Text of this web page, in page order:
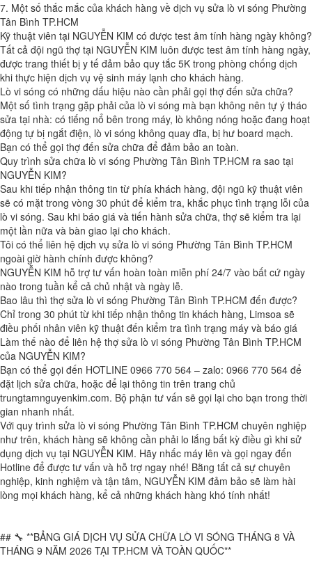
7. Một số thắc mắc của khách hàng về dịch vụ sửa lò vi sóng Phường
Tân Bình TP.HCM
Kỹ thuật viên tại NGUYỄN KIM có được test âm tính hàng ngày không?
Tất cả đội ngũ thợ tại NGUYỄN KIM luôn được test âm tính hàng ngày,
được trang thiết bị y tế đảm bảo quy tắc 5K trong phòng chống dịch
khi thực hiện dịch vụ vệ sinh máy lạnh cho khách hàng.
Lò vi sóng có những dấu hiệu nào cần phải gọi thợ đến sửa chữa?
Một số tình trạng gặp phải của lò vi sóng mà bạn không nên tự ý tháo
sửa tại nhà: có tiếng nổ bên trong máy, lò không nóng hoặc đang hoạt
động tự bị ngắt điện, lò vi sóng không quay dĩa, bị hư board mạch.
Bạn có thể gọi thợ đến sửa chữa để đảm bảo an toàn.
Quy trình sửa chữa lò vi sóng Phường Tân Bình TP.HCM ra sao tại
NGUYỄN KIM?
Sau khi tiếp nhận thông tin từ phía khách hàng, đội ngũ kỹ thuật viên
sẽ có mặt trong vòng 30 phút để kiểm tra, khắc phục tình trạng lỗi của
lò vi sóng. Sau khi báo giá và tiến hành sửa chữa, thợ sẽ kiểm tra lại
một lần nữa và bàn giao lại cho khách.
Tôi có thể liên hệ dịch vụ sửa lò vi sóng Phường Tân Bình TP.HCM
ngoài giờ hành chính được không?
NGUYỄN KIM hỗ trợ tư vấn hoàn toàn miễn phí 24/7 vào bất cứ ngày
nào trong tuần kể cả chủ nhật và ngày lễ.
Bao lâu thì thợ sửa lò vi sóng Phường Tân Bình TP.HCM đến được?
Chỉ trong 30 phút từ khi tiếp nhận thông tin khách hàng, Limsoa sẽ
điều phối nhân viên kỹ thuật đến kiểm tra tình trạng máy và báo giá
Làm thế nào để liên hệ thợ sửa lò vi sóng Phường Tân Bình TP.HCM
của NGUYỄN KIM?
Bạn có thể gọi đến HOTLINE 0966 770 564 – zalo: 0966 770 564 để
đặt lịch sửa chữa, hoặc để lại thông tin trên trang chủ
trungtamnguyenkim.com. Bộ phận tư vấn sẽ gọi lại cho bạn trong thời
gian nhanh nhất.
Với quy trình sửa lò vi sóng Phường Tân Bình TP.HCM chuyên nghiệp
như trên, khách hàng sẽ không cần phải lo lắng bất kỳ điều gì khi sử
dụng dịch vụ tại NGUYỄN KIM. Hãy nhấc máy lên và gọi ngay đến
Hotline để được tư vấn và hỗ trợ ngay nhé! Bằng tất cả sự chuyên
nghiệp, kinh nghiệm và tận tâm, NGUYỄN KIM đảm bảo sẽ làm hài
lòng mọi khách hàng, kể cả những khách hàng khó tính nhất!
## 🔧 **BẢNG GIÁ DỊCH VỤ SỬA CHỮA LÒ VI SÓNG THÁNG 8 VÀ
THÁNG 9 NĂM 2026 TẠI TP.HCM VÀ TOÀN QUỐC**